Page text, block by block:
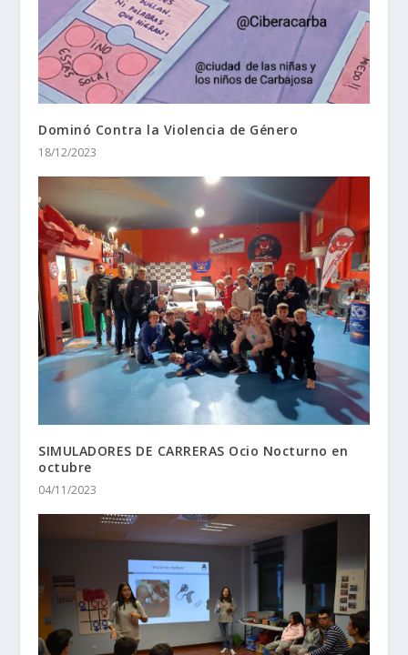
Dominó Contra la Violencia de Género
18/12/2023
SIMULADORES DE CARRERAS Ocio Nocturno en
octubre
04/11/2023